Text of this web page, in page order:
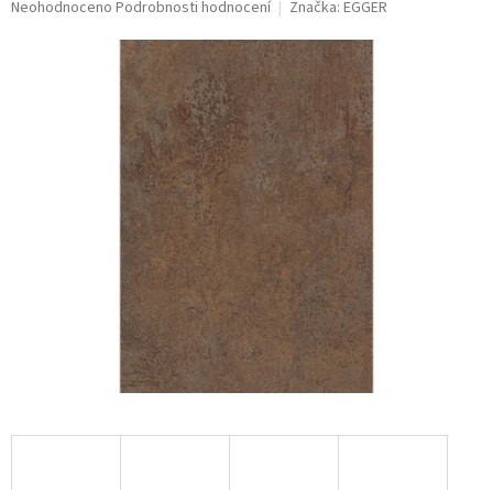
Průměrné
Neohodnoceno Podrobnosti hodnocení Značka: EGGER